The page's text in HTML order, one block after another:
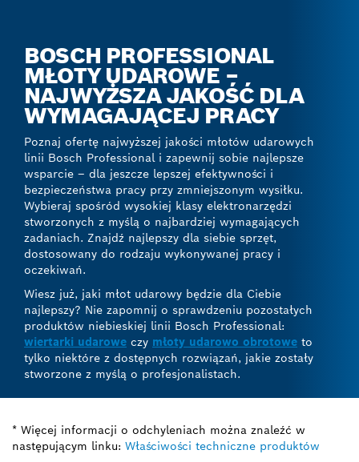
BOSCH PROFESSIONAL
MŁOTY UDAROWE –
NAJWYŻSZA JAKOŚĆ DLA
WYMAGAJĄCEJ PRACY
Poznaj ofertę najwyższej jakości młotów udarowych
linii Bosch Professional i zapewnij sobie najlepsze
wsparcie – dla jeszcze lepszej efektywności i
bezpieczeństwa pracy przy zmniejszonym wysiłku.
Wybieraj spośród wysokiej klasy elektronarzędzi
stworzonych z myślą o najbardziej wymagających
zadaniach. Znajdź najlepszy dla siebie sprzęt,
dostosowany do rodzaju wykonywanej pracy i
oczekiwań.
Wiesz już, jaki młot udarowy będzie dla Ciebie
najlepszy? Nie zapomnij o sprawdzeniu pozostałych
produktów niebieskiej linii Bosch Professional:
wiertarki udarowe czy młoty udarowo obrotowe to
tylko niektóre z dostępnych rozwiązań, jakie zostały
stworzone z myślą o profesjonalistach.
* Więcej informacji o odchyleniach można znaleźć w
następującym linku: Właściwości techniczne produktów